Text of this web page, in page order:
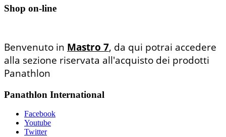
Shop on-line
Benvenuto in Mastro 7, da qui potrai accedere
alla sezione riservata all'acquisto dei prodotti
Panathlon
Panathlon International
Facebook
Youtube
Twitter